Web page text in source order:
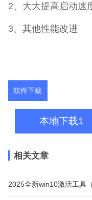
2、大大提高启动速
3、其他性能改进
软件下载
本地下载1
相关文章
2025全新win10激活工具